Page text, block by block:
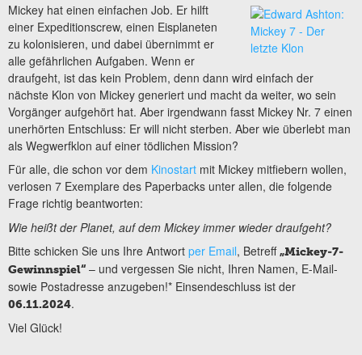
Mickey hat einen einfachen Job. Er hilft
einer Expeditionscrew, einen Eisplaneten
zu kolonisieren, und dabei übernimmt er
alle gefährlichen Aufgaben. Wenn er
draufgeht, ist das kein Problem, denn dann wird einfach der
nächste Klon von Mickey generiert und macht da weiter, wo sein
Vorgänger aufgehört hat. Aber irgendwann fasst Mickey Nr. 7 einen
unerhörten Entschluss: Er will nicht sterben. Aber wie überlebt man
als Wegwerfklon auf einer tödlichen Mission?
Für alle, die schon vor dem Kinostart mit Mickey mitfiebern wollen,
verlosen 7 Exemplare des Paperbacks unter allen, die folgende
Frage richtig beantworten:
Wie heißt der Planet, auf dem Mickey immer wieder draufgeht?
Bitte schicken Sie uns Ihre Antwort per Email, Betreff„Mickey-7-
Gewinnspiel“ – und vergessen Sie nicht, Ihren Namen, E-Mail-
sowie Postadresse anzugeben!* Einsendeschluss ist der
06.11.2024.
Viel Glück!